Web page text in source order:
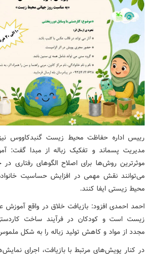
رییس اداره حفاظت محیط زیست گنبدکاووس
مدیریت پسماند و تفکیک زباله از مبدا گفت:
موثرترین روش‌ها برای اصلاح الگوهای رفتاری در
می‌توانند نقش مهمی در افزایش حساسیت
محیط زیستی ایفا کنند.
احمد احمدی افزود: بازیافت خلاق در واقع
زیست است و کودکان در فرآیند ساخت
مجدد از مواد و کاهش تولید زباله را به شکل
در کنار پویش‌های مرتبط با بازیافت، اجرای